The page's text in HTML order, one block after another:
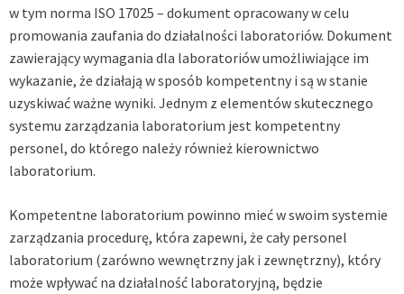
w tym norma ISO 17025 – dokument opracowany w celu
promowania zaufania do działalności laboratoriów. Dokument
zawierający wymagania dla laboratoriów umożliwiające im
wykazanie, że działają w sposób kompetentny i są w stanie
uzyskiwać ważne wyniki. Jednym z elementów skutecznego
systemu zarządzania laboratorium jest kompetentny
personel, do którego należy również kierownictwo
laboratorium.
Kompetentne laboratorium powinno mieć w swoim systemie
zarządzania procedurę, która zapewni, że cały personel
laboratorium (zarówno wewnętrzny jak i zewnętrzny), który
może wpływać na działalność laboratoryjną, będzie